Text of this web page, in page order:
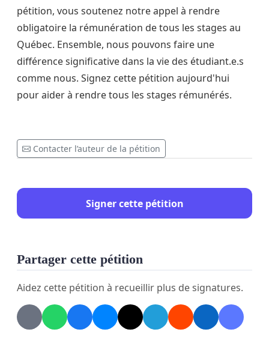
pétition, vous soutenez notre appel à rendre
obligatoire la rémunération de tous les stages au
Québec. Ensemble, nous pouvons faire une
différence significative dans la vie des étudiant.e.s
comme nous. Signez cette pétition aujourd'hui
pour aider à rendre tous les stages rémunérés.
Contacter l’auteur de la pétition
Signer cette pétition
Partager cette pétition
Aidez cette pétition à recueillir plus de signatures.